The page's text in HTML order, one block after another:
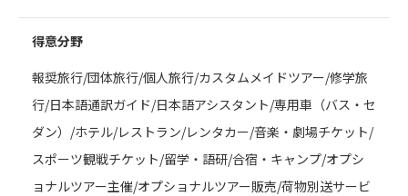
得意分野
報奨旅行/団体旅行/個人旅行/カスタムメイドツアー/修学旅
行/日本語通訳ガイド/日本語アシスタント/専用車（バス・セ
ダン）/ホテル/レストラン/レンタカー/音楽・劇場チケット/
スポーツ観戦チケット/留学・語研/合宿・キャンプ/オプシ
ョナルツアー主催/オプショナルツアー販売/荷物別送サービ